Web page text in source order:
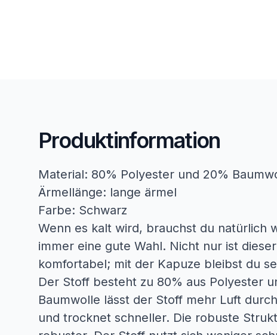
Produktinformation
Material: 80% Polyester und 20%
Ärmellänge: lange ärmel
Farbe: Schwarz
Wenn es kalt wird, brauchst du natürlich
immer eine gute Wahl. Nicht nur ist
komfortabel; mit der Kapuze bleibst du
Der Stoff besteht zu 80% aus Polyester
Baumwolle lässt der Stoff mehr Luft
und trocknet schneller. Die robuste